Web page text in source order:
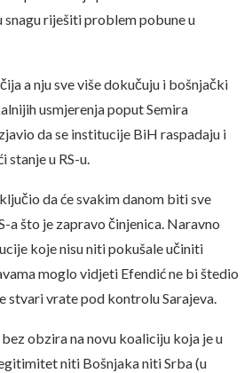
riješiti problem pobune u
a nju sve više dokučuju i bošnjački
usmjerenja poput Semira
da se institucije BiH raspadaju i
stanje u RS-u.
da će svakim danom biti sve
a što je zapravo činjenica. Naravno
koje nisu niti pokušale učiniti
moglo vidjeti Efendić ne bi štedio
stvari vrate pod kontrolu Sarajeva.
obzira na novu koaliciju koja je u
niti Bošnjaka niti Srba (u